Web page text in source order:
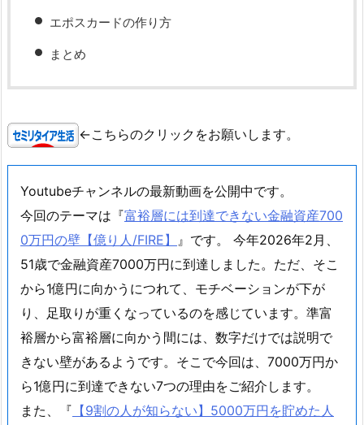
エポスカードの作り方
まとめ
←こちらのクリックをお願いします。
Youtubeチャンネルの最新動画を公開中です。
今回のテーマは『富裕層には到達できない金融資産700
0万円の壁【億り人/FIRE】
』です。 今年2026年2月、
51歳で金融資産7000万円に到達しました。ただ、そこ
から1億円に向かうにつれて、モチベーションが下が
り、足取りが重くなっているのを感じています。準富
裕層から富裕層に向かう間には、数字だけでは説明で
きない壁があるようです。そこで今回は、7000万円か
ら1億円に到達できない7つの理由をご紹介します。
また、『 【9割の人が知らない】5000万円を貯めた人